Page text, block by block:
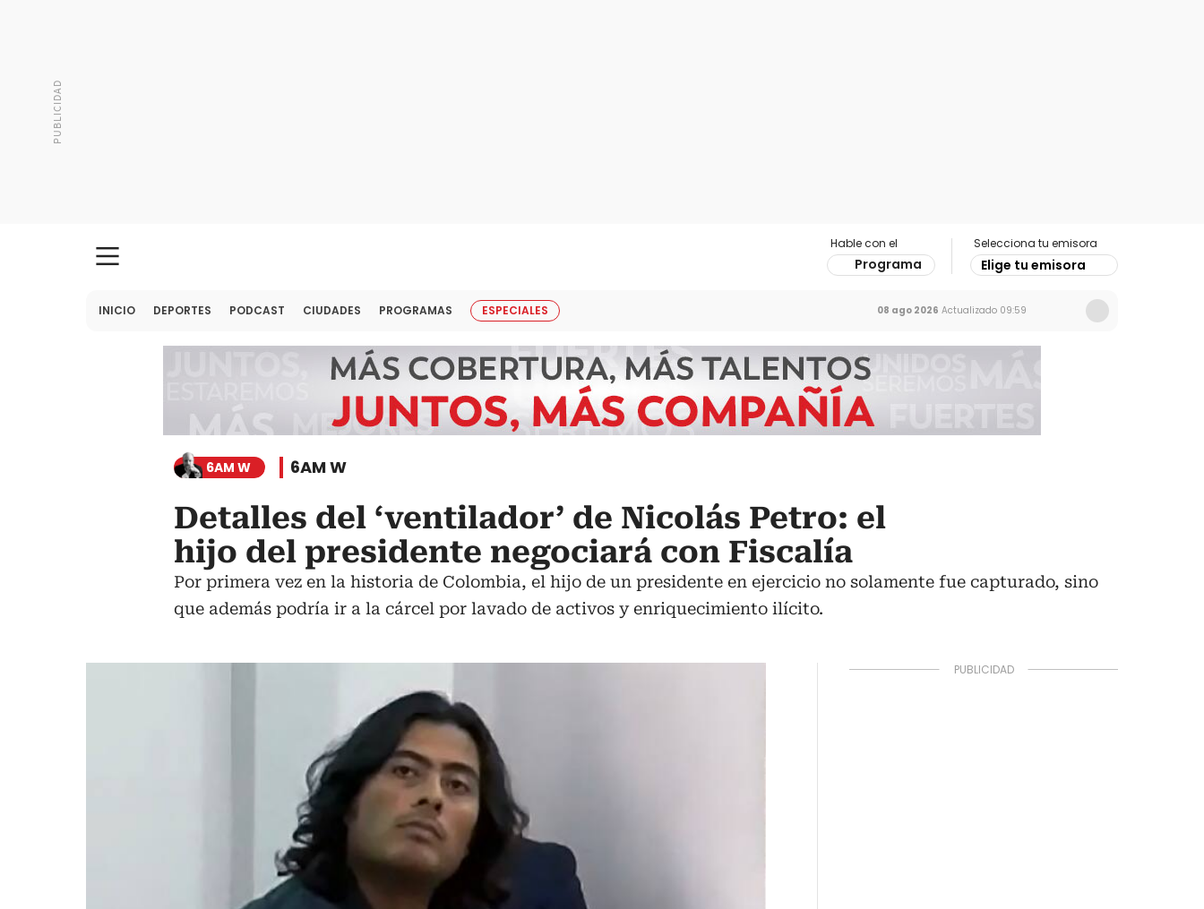
Hable con el
Programa
Selecciona tu emisora
Elige tu emisora
INICIO DEPORTES PODCAST CIUDADES PROGRAMAS ESPECIALES 08 ago 2026 Actualizado 09:59
6AM W 6AM W
Detalles del ‘ventilador’ de Nicolás Petro: el
hijo del presidente negociará con Fiscalía
Por primera vez en la historia de Colombia, el hijo de un presidente en ejercicio no solamente fue capturado, sino
que además podría ir a la cárcel por lavado de activos y enriquecimiento ilícito.